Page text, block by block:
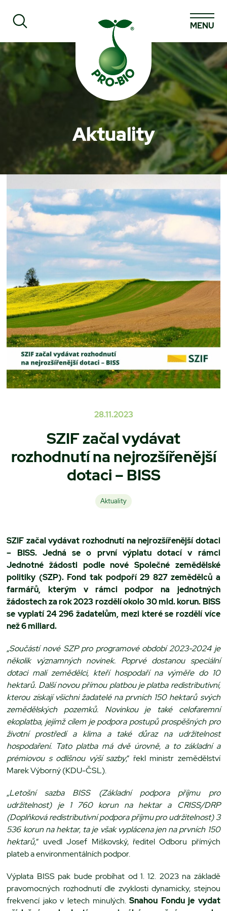
Prohledat PRO-BIO
MENU
Aktuality
28.11.2023
SZIF začal vydávat
rozhodnutí na nejrozšířenější
dotaci – BISS
Aktuality
SZIF začal vydávat rozhodnutí na nejrozšířenější dotaci
– BISS. Jedná se o první výplatu dotací v rámci
Jednotné žádosti podle nové Společné zemědělské
politiky (SZP). Fond tak podpoří 29 827 zemědělců a
farmářů, kterým v rámci podpor na jednotných
žádostech za rok 2023 rozdělí okolo 30 mld. korun. BISS
se vyplatí 24 296 žadatelům, mezi které se rozdělí více
než 6 miliard.
„Součástí nové SZP pro programové období 2023-2024 je
několik významných novinek. Poprvé dostanou speciální
dotaci malí zemědělci, kteří hospodaří na výměře do 10
hektarů. Další novou přímou platbou je platba redistributivní,
kterou získají všichni žadatelé na prvních 150 hektarů svých
zemědělských pozemků. Novinkou je také celofaremní
ekoplatba, jejímž cílem je podpora postupů prospěšných pro
životní prostředí a klima a také důraz na udržitelnost
hospodaření. Tato platba má dvě úrovně, a to základní a
prémiovou s odlišnou výší sazby,“ řekl ministr zemědělství
Marek Výborný (KDU-ČSL).
„Letošní sazba BISS (Základní podpora příjmu pro
udržitelnost) je 1 760 korun na hektar a CRISS/DRP
(Doplňková redistributivní podpora příjmu pro udržitelnost) 3
536 korun na hektar, ta je však vyplácena jen na prvních 150
hektarů,“ uvedl Josef Miškovský, ředitel Odboru přímých
plateb a environmentálních podpor.
Výplata BISS pak bude probíhat od 1. 12. 2023 na základě
pravomocných rozhodnutí dle zvyklosti dynamicky, stejnou
frekvencí jako v letech minulých.Snahou Fondu je vydat